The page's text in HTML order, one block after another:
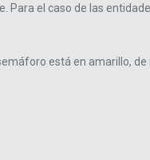
el caso de las
está en amarillo,